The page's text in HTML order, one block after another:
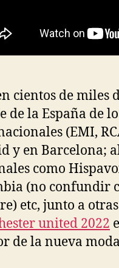
cientos de miles
de la España de
(EMI,
y en Barcelona;
como
(no confundir
etc, junto a
united 2022
de la nueva